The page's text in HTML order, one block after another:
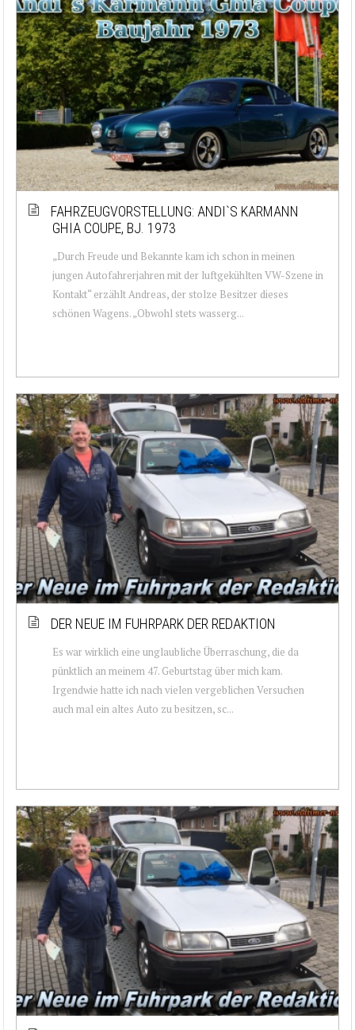
FAHRZEUGVORSTELLUNG: ANDI`S KARMANN
GHIA COUPE, BJ. 1973
„Durch Freude und Bekannte kam ich schon in meinen
jungen Autofahrerjahren mit der luftgekühlten VW-Szene in
Kontakt“ erzählt Andreas, der stolze Besitzer dieses
schönen Wagens. „Obwohl stets wasserg...
DER NEUE IM FUHRPARK DER REDAKTION
Es war wirklich eine unglaubliche Überraschung, die da
pünktlich an meinem 47. Geburtstag über mich kam.
Irgendwie hatte ich nach vielen vergeblichen Versuchen
auch mal ein altes Auto zu besitzen, sc...